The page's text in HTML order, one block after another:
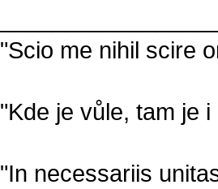
"Scio me nihil scire
"Kde je vůle, tam je
"In necessariis